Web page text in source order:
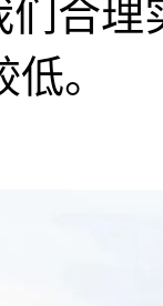
们合
低。